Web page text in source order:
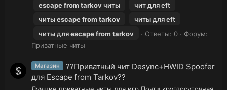
escapefrom tarkovчиты
чит для eft
читыescapefrom tarkov
читы для eft
читы дляescapefrom tarkov Ответы: 0
Форум:
Приватные читы
Магазин
?‍?Приватный чит Desync+HWID Spoofer
для Escape from Tarkov?‍?